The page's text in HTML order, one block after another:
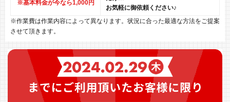
※基本料金が今なら1,000円
お気軽に御依頼ください♪
※作業費は作業内容によって異なります。状況に合った最適な方法をご提案
させて頂きます。